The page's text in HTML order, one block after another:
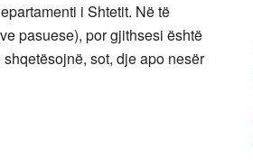
i Shtetit. Në të
pasuese), por gjithsesi është
sot, dje apo nesër